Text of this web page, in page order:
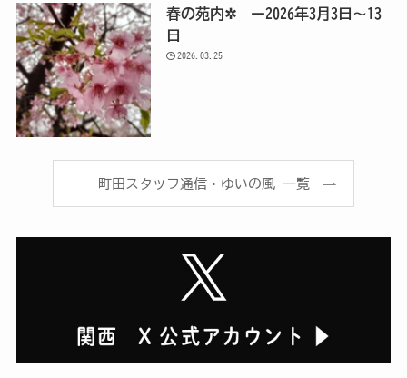
春の苑内✲ ー2026年3月3日～13
日
2026.03.25
町田スタッフ通信・ゆいの風 一覧